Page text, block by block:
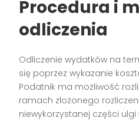
Procedura i
odliczenia
Odliczenie wydatków na
się poprzez wykazanie
Podatnik ma możliwość
ramach złożonego
niewykorzystanej części